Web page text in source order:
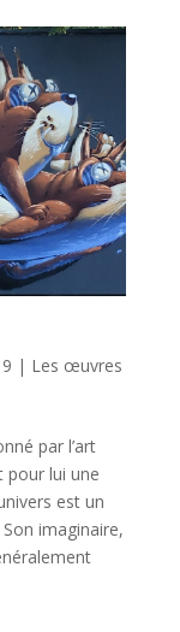
| Les œuvres
par l’art
pour lui une
est un
imaginaire,